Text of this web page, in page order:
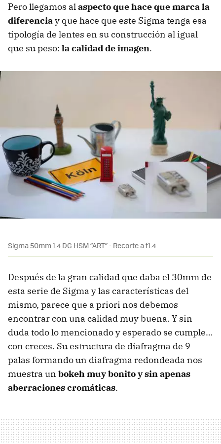
Pero llegamos alaspecto que hace que marca la
diferenciay que hace que este Sigma tenga esa
tipología de lentes en su construcción al igual
que su peso: la calidad de imagen.
Sigma 50mm 1.4 DG HSM “ART” - Recorte a f1.4
Después de la gran calidad que daba el 30mm de
esta serie de Sigma y las características del
mismo, parece que a priori nos debemos
encontrar con una calidad muy buena. Y sin
duda todo lo mencionado y esperado se cumple…
con creces. Su estructura de diafragma de 9
palas formando un diafragma redondeada nos
muestra un bokeh muy bonito y sin apenas
aberraciones cromáticas.